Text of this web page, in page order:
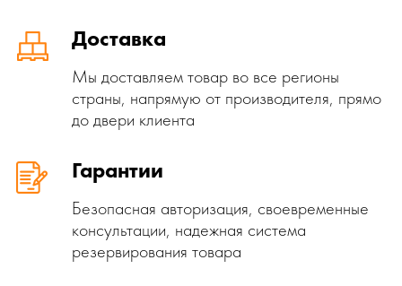
Доставка
Мы доставляем товар во все регионы
страны, напрямую от производителя, прямо
до двери клиента
Гарантии
Безопасная авторизация, своевременные
консультации, надежная система
резервирования товара